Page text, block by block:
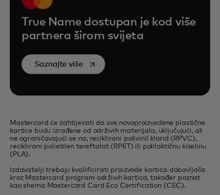
True Name dostupan je kod više
partnera širom svijeta
Saznajte višeopens in a new tab
Mastercard će zahtijevati da sve novoproizvedene plastične
kartice budu izrađene od održivih materijala, uključujući, ali
ne ograničavajući se na, reciklirani polivinil klorid (RPVC),
reciklirani polietilen tereftalat (RPET) ili polilaktičnu kiselinu
(PLA).​
Izdavatelji trebaju kvalificirati proizvode kartica dobavljača
kroz Mastercard program održivih kartica, također poznat
kao shema Mastercard Card Eco Certification (CEC).